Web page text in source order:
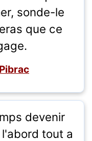
sonde-le
que ce
devenir
tout a